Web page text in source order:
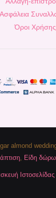
Ασφάλεια
Όροι Χρήσης
almond
, Είδη